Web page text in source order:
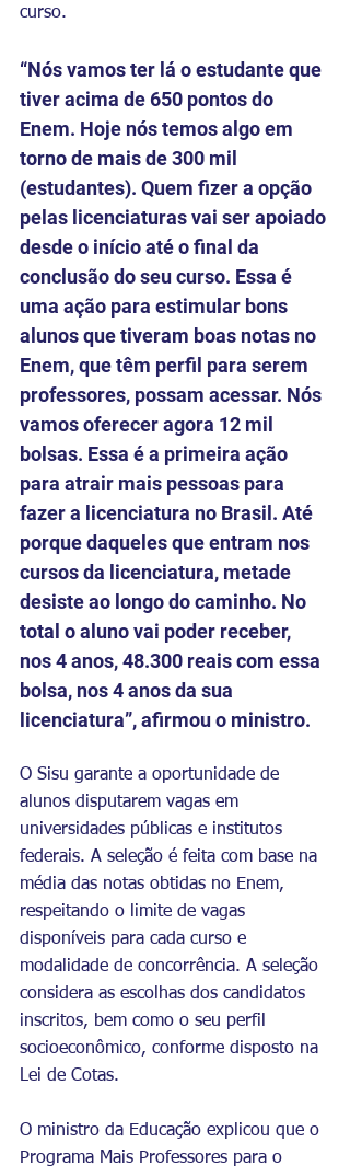
curso.
“Nós vamos ter lá o estudante que
tiver acima de 650 pontos do
Enem. Hoje nós temos algo em
torno de mais de 300 mil
(estudantes). Quem fizer a opção
pelas licenciaturas vai ser apoiado
desde o início até o final da
conclusão do seu curso. Essa é
uma ação para estimular bons
alunos que tiveram boas notas no
Enem, que têm perfil para serem
professores, possam acessar. Nós
vamos oferecer agora 12 mil
bolsas. Essa é a primeira ação
para atrair mais pessoas para
fazer a licenciatura no Brasil. Até
porque daqueles que entram nos
cursos da licenciatura, metade
desiste ao longo do caminho. No
total o aluno vai poder receber,
nos 4 anos, 48.300 reais com essa
bolsa, nos 4 anos da sua
licenciatura”, afirmou o ministro.
O Sisu garante a oportunidade de
alunos disputarem vagas em
universidades públicas e institutos
federais. A seleção é feita com base na
média das notas obtidas no Enem,
respeitando o limite de vagas
disponíveis para cada curso e
modalidade de concorrência. A seleção
considera as escolhas dos candidatos
inscritos, bem como o seu perfil
socioeconômico, conforme disposto na
Lei de Cotas.
O ministro da Educação explicou que o
Programa Mais Professores para o